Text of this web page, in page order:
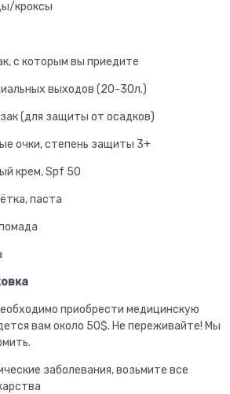
кроксы
с которым вы приедите
выходов (20-30л.)
(для защиты от осадков)
очки, степень защиты 3+
крем, Spf 50
паста
приобрести медицинскую
вам около 50$. Не переживайте! Мы
заболевания, возьмите все